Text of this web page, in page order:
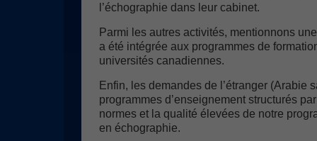
l’échographie dans leur cabinet.
Parmi les autres activités, mentionnons
a été intégrée aux programmes de
universités canadiennes.
Enfin, les demandes de l’étranger (Arabie
programmes d’enseignement structurés
normes et la qualité élevées de notre
en échographie.